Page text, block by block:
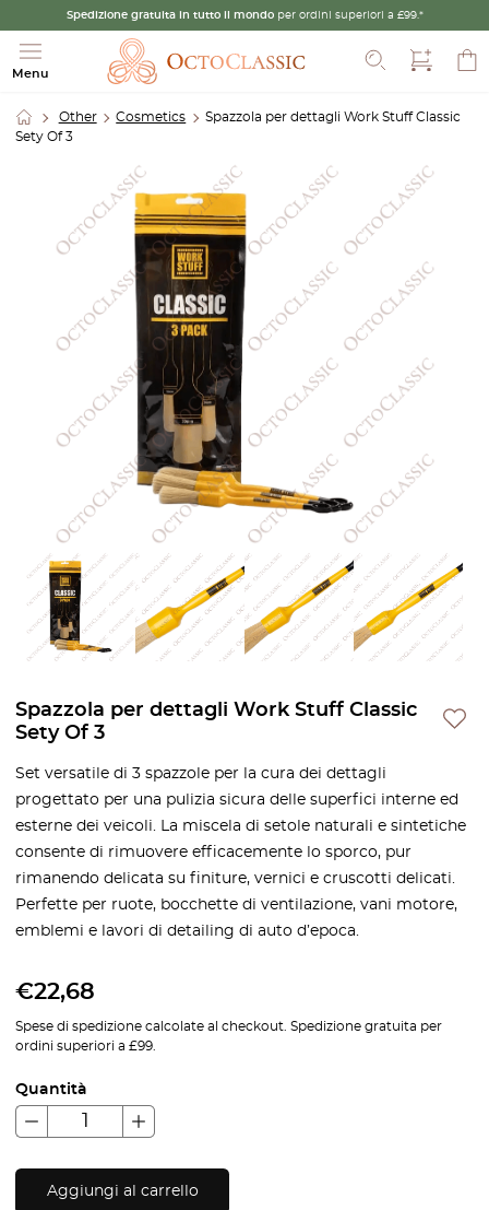
Spedizione gratuita in tutto il mondo per ordini superiori a £99.*
Menu
Cerca
Other Cosmetics
Spazzola per dettagli Work Stuff Classic
Sety Of 3
Spazzola per dettagli Work Stuff Classic
Sety Of 3
Set versatile di 3 spazzole per la cura dei dettagli
progettato per una pulizia sicura delle superfici interne ed
esterne dei veicoli. La miscela di setole naturali e sintetiche
consente di rimuovere efficacemente lo sporco, pur
rimanendo delicata su finiture, vernici e cruscotti delicati.
Perfette per ruote, bocchette di ventilazione, vani motore,
emblemi e lavori di detailing di auto d’epoca.
€22,68
Spese di spedizione calcolate al checkout. Spedizione gratuita per
ordini superiori a £99.
Quantità
Aggiungi al carrello